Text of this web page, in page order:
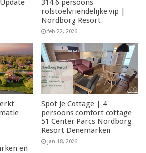
314 6 persoons
rolstoelvriendelijke vip |
Nordborg Resort
feb 22, 2026
en
Spot Je Cottage | 4
persoons comfort cottage
51 Center Parcs Nordborg
Resort Denemarken
jan 18, 2026